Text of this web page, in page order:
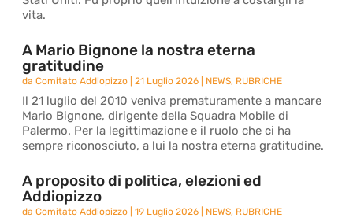
vita.
A Mario Bignone la nostra eterna
gratitudine
daComitato Addiopizzo |21 Luglio 2026 NEWS, RUBRICHE
Il 21 luglio del 2010 veniva prematuramente a mancare
Mario Bignone, dirigente della Squadra Mobile di
Palermo. Per la legittimazione e il ruolo che ci ha
sempre riconosciuto, a lui la nostra eterna gratitudine.
A proposito di politica, elezioni ed
Addiopizzo
daComitato Addiopizzo |19 Luglio 2026 NEWS, RUBRICHE